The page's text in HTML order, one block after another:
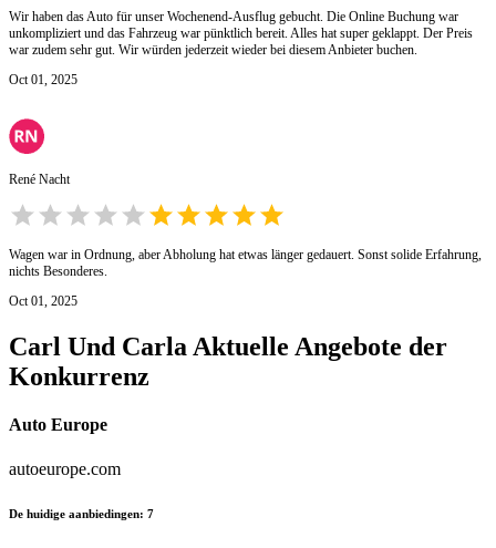
Wir haben das Auto für unser Wochenend-Ausflug gebucht. Die Online Buchung war
unkompliziert und das Fahrzeug war pünktlich bereit. Alles hat super geklappt. Der Preis
war zudem sehr gut. Wir würden jederzeit wieder bei diesem Anbieter buchen.
Oct 01, 2025
René Nacht
Wagen war in Ordnung, aber Abholung hat etwas länger gedauert. Sonst solide Erfahrung,
nichts Besonderes.
Oct 01, 2025
Carl Und Carla Aktuelle Angebote der
Konkurrenz
Auto Europe
autoeurope.com
De huidige aanbiedingen: 7